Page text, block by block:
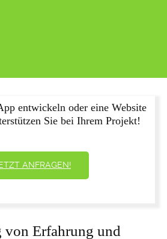
entwickeln oder eine Website
Sie bei Ihrem Projekt!
ANFRAGEN!
von Erfahrung und